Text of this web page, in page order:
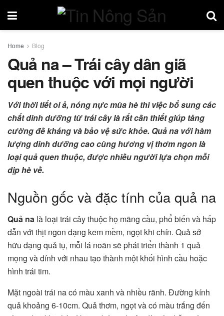
Home Blog
Quả na – Trái cây dân giã
quen thuộc với mọi người
Với thời tiết oi ả, nóng nực mùa hè thì việc bổ sung các
chất dinh dưỡng từ trái cây là rất cần thiết giúp tăng
cường đề kháng và bảo vệ sức khỏe. Quả na với hàm
lượng dinh dưỡng cao cùng hương vị thơm ngon là
loại quả quen thuộc, được nhiều người lựa chọn mỗi
dịp hè về.
Nguồn gốc và đặc tính của quả na
Quả na là loại trái cây thuộc họ mãng cầu, phổ biến và hấp
dẫn với thịt ngon dạng kem mềm, ngọt khi chín. Quả sở
hữu dạng quả tụ, mỗi lá noãn sẽ phát triển thành 1 quả
mọng và dính với nhau tạo thành một khối hình cầu hoặc
hình trái tim.
Mặt ngoài trái na có màu xanh và nhiều rãnh. Đường kính
quả khoảng 6-10cm. Quả thơm, ngọt và có màu trắng đến